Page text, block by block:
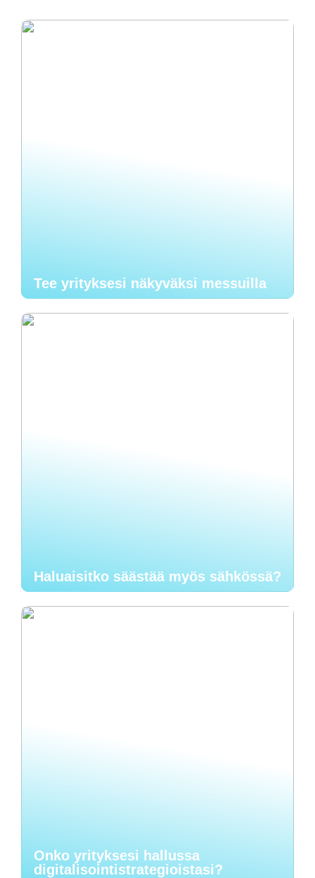
Tee yrityksesi näkyväksi messuilla
Haluaisitko säästää myös sähkössä?
Onko yrityksesi hallussa
digitalisointistrategioistasi?